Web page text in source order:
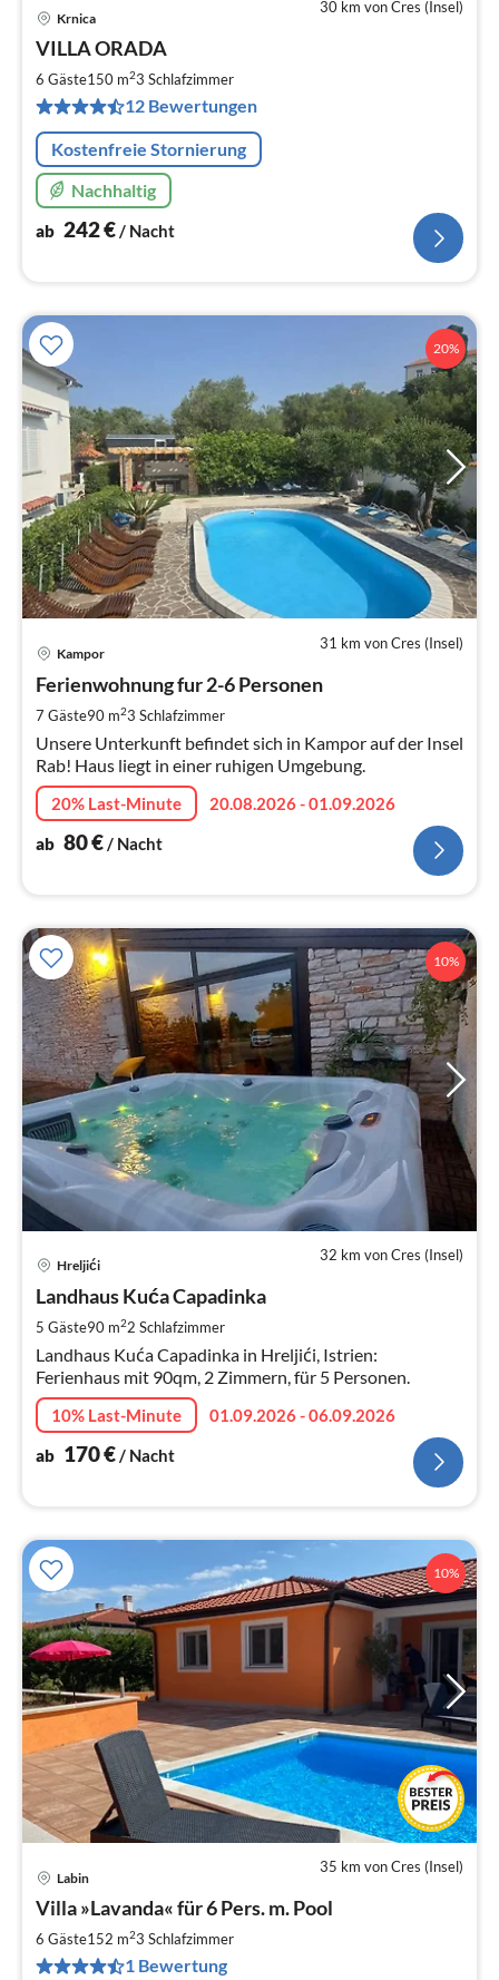
30 km von Cres (Insel)
Krnica
VILLA ORADA
6 Gäste150 m23 Schlafzimmer
12 Bewertungen
Kostenfreie Stornierung
Nachhaltig
ab 242€/ Nacht
20%
31 km von Cres (Insel)
Kampor
Ferienwohnung fur 2-6 Personen
7 Gäste90 m23 Schlafzimmer
Unsere Unterkunft befindet sich in Kampor auf der Insel
Rab! Haus liegt in einer ruhigen Umgebung.
20% Last-Minute
20.08.2026 - 01.09.2026
ab 80€/ Nacht
10%
32 km von Cres (Insel)
Hreljići
Landhaus Kuća Capadinka
5 Gäste90 m22 Schlafzimmer
Landhaus Kuća Capadinka in Hreljići, Istrien:
Ferienhaus mit 90qm, 2 Zimmern, für 5 Personen.
10% Last-Minute
01.09.2026 - 06.09.2026
ab 170€/ Nacht
10%
35 km von Cres (Insel)
Labin
Villa »Lavanda« für 6 Pers. m. Pool
6 Gäste152 m23 Schlafzimmer
1 Bewertung